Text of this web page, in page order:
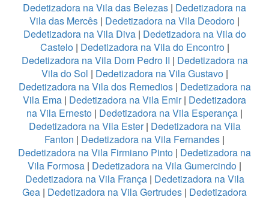
Dedetizadora na Vila das Belezas | Dedetizadora na
Vila das Mercês | Dedetizadora na Vila Deodoro |
Dedetizadora na Vila Diva| Dedetizadora na Vila do
Castelo| Dedetizadora na Vila do Encontro|
Dedetizadora na Vila Dom Pedro II | Dedetizadora na
Vila do Sol | Dedetizadora na Vila Gustavo|
Dedetizadora na Vila dos Remedios| Dedetizadora na
Vila Ema | Dedetizadora na Vila Emir| Dedetizadora
na Vila Ernesto | Dedetizadora na Vila Esperança |
Dedetizadora na Vila Ester| Dedetizadora na Vila
Fanton | Dedetizadora na Vila Fernandes |
Dedetizadora na Vila Firmiano Pinto | Dedetizadora na
Vila Formosa | Dedetizadora na Vila Gumercindo |
Dedetizadora na Vila França| Dedetizadora na Vila
Gea | Dedetizadora na Vila Gertrudes | Dedetizadora